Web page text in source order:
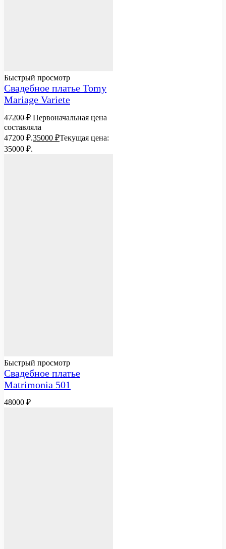
Быстрый просмотр
Свадебное платье Tomy
Mariage Variete
47200₽ Первоначальная цена
составляла
47200 ₽.35000 ₽Текущая цена:
35000 ₽.
Быстрый просмотр
Свадебное платье
Matrimonia 501
48000 ₽